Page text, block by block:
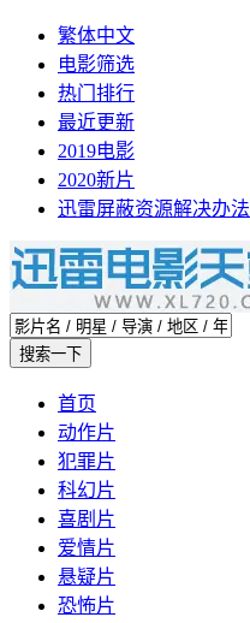
繁体中文
电影筛选
热门排行
最近更新
2019电影
2020新片
迅雷屏蔽资源解决办法
首页
动作片
犯罪片
科幻片
喜剧片
爱情片
悬疑片
恐怖片